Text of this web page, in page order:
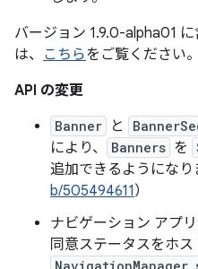
バージョン 1.9.0-alpha01
は、 こちらをご覧ください。
API の変更
Banner と
により、
Banners を
追加できるようになり
b/505494611）
ナビゲーション アプ
同意ステータスをホ